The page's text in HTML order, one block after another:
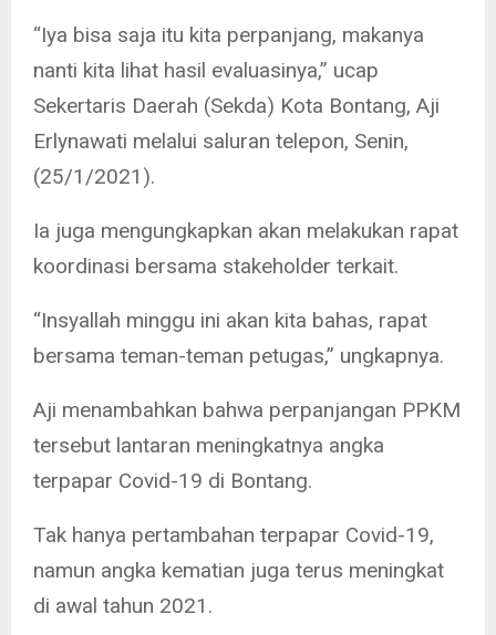
“Iya bisa saja itu kita perpanjang, makanya
nanti kita lihat hasil evaluasinya,” ucap
Sekertaris Daerah (Sekda) Kota Bontang, Aji
Erlynawati melalui saluran telepon, Senin,
(25/1/2021).
Ia juga mengungkapkan akan melakukan rapat
koordinasi bersama stakeholder terkait.
“Insyallah minggu ini akan kita bahas, rapat
bersama teman-teman petugas,” ungkapnya.
Aji menambahkan bahwa perpanjangan PPKM
tersebut lantaran meningkatnya angka
terpapar Covid-19 di Bontang.
Tak hanya pertambahan terpapar Covid-19,
namun angka kematian juga terus meningkat
di awal tahun 2021.